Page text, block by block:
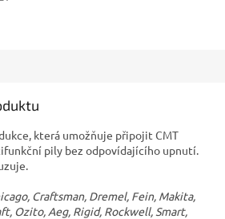
která umožňuje připojit CMT
pily bez odpovídajícího upnutí.
Craftsman, Dremel, Fein, Makita,
Ozito, Aeg, Rigid, Rockwell, Smart,